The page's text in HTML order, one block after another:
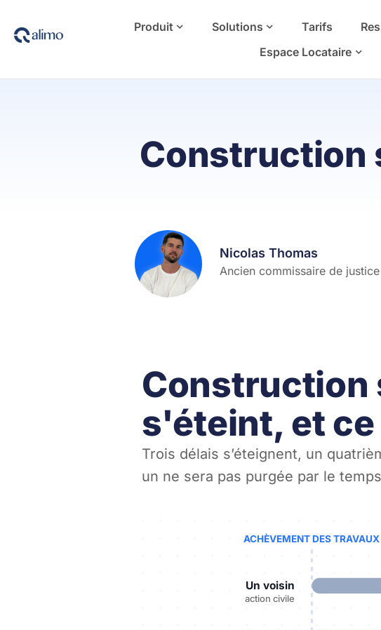
Produit Solutions Tarifs
Espace Locataire
Construction
Nicolas Thomas
Ancien commissaire de
Construction
s'éteint, et
Trois délais s’éteignent, un
un ne sera pas purgée par le
ACHÈVEMENT DES TRAVAUX
Un voisin
action civile